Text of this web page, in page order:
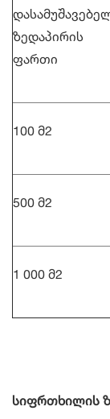
ზედაპირის
ფართი
100 მ2
500 მ2
1 000 მ2
სიფრთხილის